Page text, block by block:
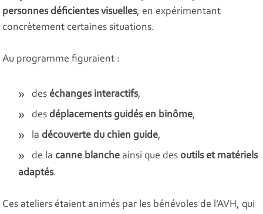
personnes déficientes visuelles, en expérimentant
concrètement certaines situations.
Au programme figuraient :
deséchanges interactifs,
desdéplacements guidés en binôme,
ladécouverte du chien guide,
de lacanne blanche ainsi que desoutils et matériels
adaptés.
Ces ateliers étaient animés par les bénévoles de l’AVH, qui